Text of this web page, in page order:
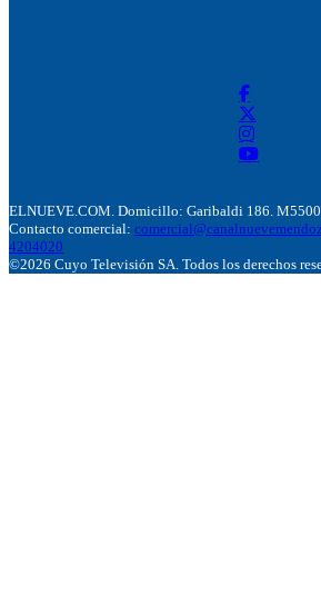
ELNUEVE.COM. Domicillo: Garibaldi 186.
Contacto comercial:
4204020
©2026 Cuyo Televisión SA. Todos los derechos